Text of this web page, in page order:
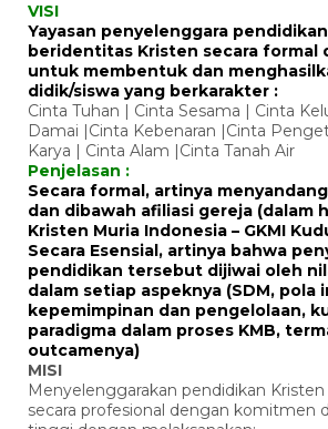
VISI
Yayasan penyelenggara
beridentitas Kristen secara formal
untuk membentuk dan
didik/siswa yang berkarakter :
Cinta Tuhan | Cinta Sesama | Cinta
Damai |Cinta Kebenaran |Cinta
Karya | Cinta Alam |Cinta Tanah Air
Penjelasan :
Secara formal, artinya
dan dibawah afiliasi gereja (dalam
Kristen Muria Indonesia – GKMI
Secara Esensial, artinya bahwa
pendidikan tersebut dijiwai oleh
dalam setiap aspeknya (SDM, pola
kepemimpinan dan pengelolaan,
paradigma dalam proses KMB,
outcamenya)
MISI
Menyelenggarakan pendidikan
secara profesional dengan komitmen